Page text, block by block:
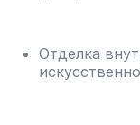
Отделка